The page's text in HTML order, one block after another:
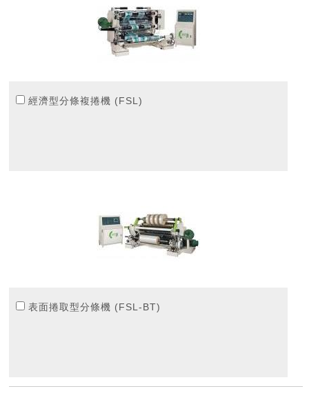
經濟型分條複捲機 (FSL)
表面捲取型分條機 (FSL-BT)